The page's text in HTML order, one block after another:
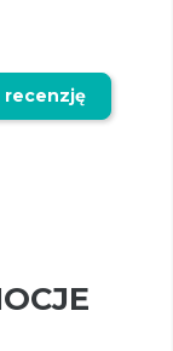
recenzję